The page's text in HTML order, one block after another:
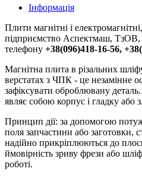
Інформація
Плити магнітні і
підприємство Аспектмаш, ТзОВ,
телефону +38(096)418-16-56,
Магнітна плита в різальних
верстатах з ЧПК - це незамінне
зафіксувати оброблювану
являє собою корпус і гладку
Принцип дії: за допомогою
поля запчастини або заготовки,
надійно прикріплюються до
ймовірність зриву фрези або
роботі.